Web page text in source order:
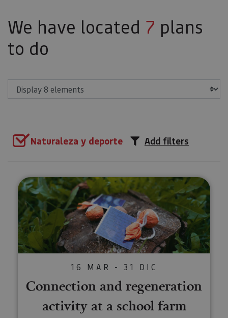
We have located 7 plans
to do
Naturaleza y deporte Add filters
Connection and regeneration
16 MAR - 31 DIC
Connection and regeneration
activity at a school farm